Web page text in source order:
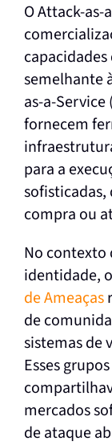
O Attack-as-
semelhante
as-a-
fornecem
para a
sofisticadas,
compra ou
No contexto
identidade,
de Ameaças
de
sistemas de
Esses
mercados
de ataque